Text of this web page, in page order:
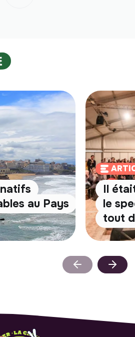
au Pays
Il
le
tout